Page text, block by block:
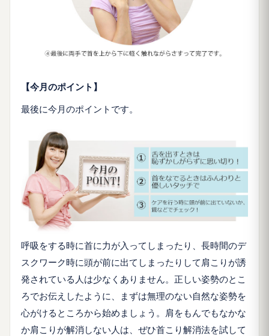
【今月のポイント】
最後に今月のポイントです。
呼吸をする時に首に力が入ってしまったり、長時間のデ
スクワーク時に頭が前に出てしまったりして肩こりが誘
発されている人は少なくありません。正しい姿勢のとこ
ろでお伝えしたように、まずは無理のない自然な姿勢を
心がけるところから始めましょう。肩をもんでもなかな
か肩こりが解消しない人は、ぜひ首こり解消法を試して